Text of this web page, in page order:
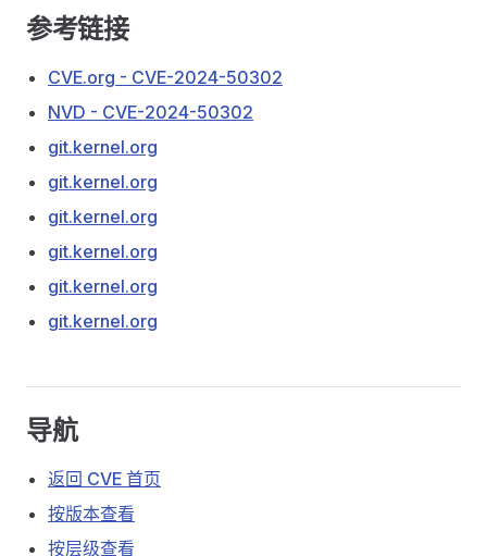
参考链接
CVE.org - CVE-2024-50302
NVD - CVE-2024-50302
git.kernel.org
git.kernel.org
git.kernel.org
git.kernel.org
git.kernel.org
git.kernel.org
导航
返回 CVE 首页
按版本查看
按层级查看